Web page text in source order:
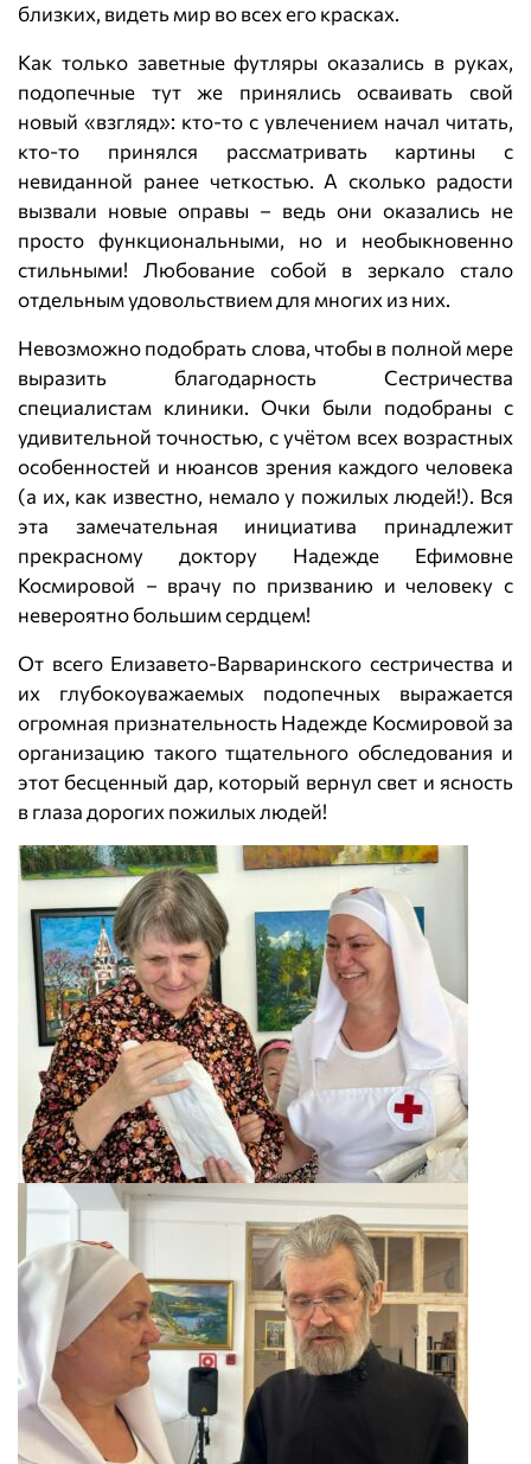
близких, видеть мир во всех его красках.
Как только заветные футляры оказались в руках,
подопечные тут же принялись осваивать свой
новый «взгляд»: кто-то с увлечением начал читать,
кто-то принялся рассматривать картины с
невиданной ранее четкостью. А сколько радости
вызвали новые оправы – ведь они оказались не
просто функциональными, но и необыкновенно
стильными! Любование собой в зеркало стало
отдельным удовольствием для многих из них.
Невозможно подобрать слова, чтобы в полной мере
выразить благодарность Сестричества
специалистам клиники. Очки были подобраны с
удивительной точностью, с учётом всех возрастных
особенностей и нюансов зрения каждого человека
(а их, как известно, немало у пожилых людей!). Вся
эта замечательная инициатива принадлежит
прекрасному доктору Надежде Ефимовне
Космировой – врачу по призванию и человеку с
невероятно большим сердцем!
От всего Елизавето-Варваринского сестричества и
их глубокоуважаемых подопечных выражается
огромная признательность Надежде Космировой за
организацию такого тщательного обследования и
этот бесценный дар, который вернул свет и ясность
в глаза дорогих пожилых людей!